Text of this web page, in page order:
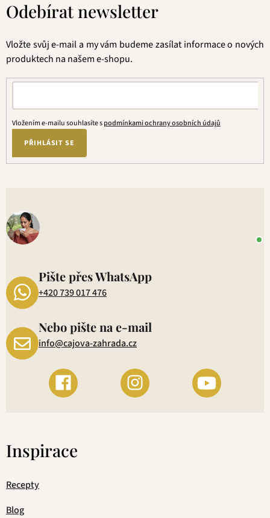
Odebírat newsletter
Vložte svůj e-mail a my vám budeme zasílat informace o nových
produktech na našem e-shopu.
Vložením e-mailu souhlasíte spodmínkami ochrany osobních údajů
PŘIHLÁSIT SE
Pište přes WhatsApp
+420 739 017 476
Nebo pište na e-mail
info@cajova-zahrada.cz
Inspirace
Recepty
Blog